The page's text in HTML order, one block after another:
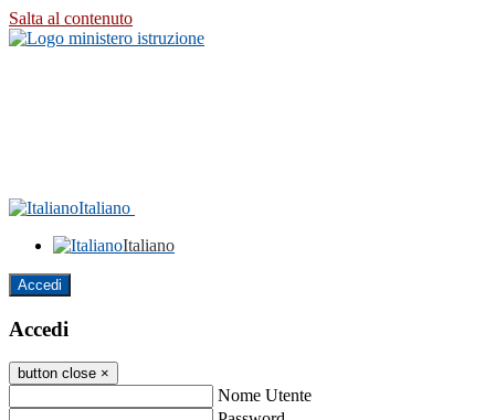
Salta al contenuto
Italiano
Italiano
Accedi
Accedi
button close ×
Nome Utente